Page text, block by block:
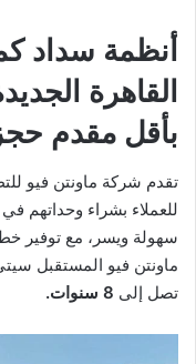
أنظمة سداد
القاهرة
بأقل مقدم
تقدم شركة ماونتن فيو
سهولة ويسر، مع توفير
ماونتن فيو المستقبل
تصل إلى 8 سنوات.